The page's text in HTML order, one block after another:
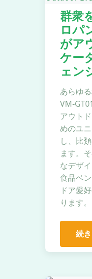
群衆
ロパ
がア
ケー
ェン
あらゆ
VM-
アウト
めのユ
し、比
ます。
なデザ
食品ベ
ドア愛
ります
続